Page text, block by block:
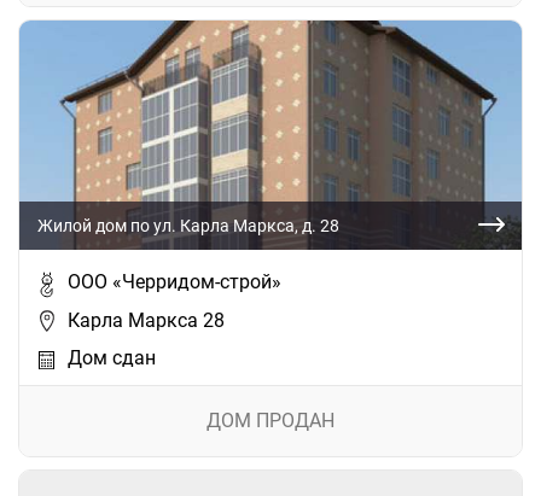
Жилой дом по ул. Карла Маркса, д. 28
ООО «Черридом-строй»
Карла Маркса 28
Дом сдан
ДОМ ПРОДАН